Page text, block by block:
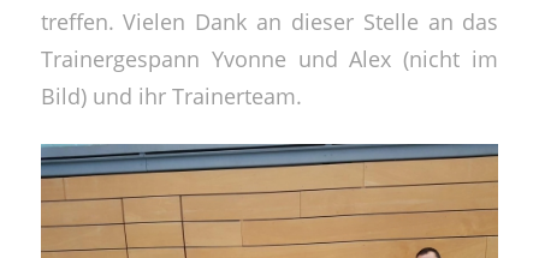
treffen. Vielen Dank an dieser Stelle an das
Trainergespann Yvonne und Alex (nicht im
Bild) und ihr Trainerteam.